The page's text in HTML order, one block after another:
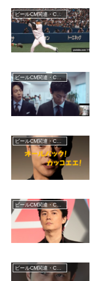
ビールCM関連・CMニュース
ビールCM関連・CMニュース
ビールCM関連・CMニュース
ビールCM関連・CMニュース
ビールCM関連・CMニュース